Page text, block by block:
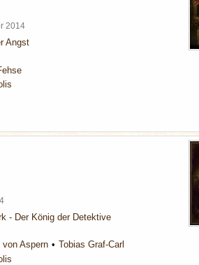
2014
Angst
- Der König der Detektive
von Aspern
Tobias Graf-Carl